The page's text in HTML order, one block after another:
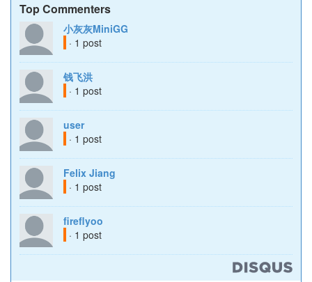
Top Commenters
小灰灰MiniGG
· 1 post
钱飞洪
· 1 post
user
· 1 post
Felix Jiang
· 1 post
fireflyoo
· 1 post